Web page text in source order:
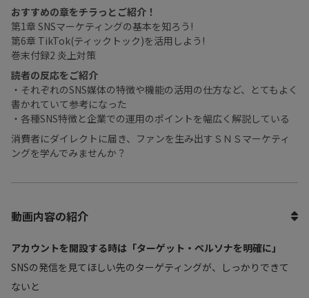
おすすめの章をチラっとご紹介！
第1章 SNSマーケティングの基本を知ろう!
第6章 TikTok(ティックトック)を活用しよう!
巻末付録2 炎上対策
読者の反応をご紹介
・それぞれのSNS媒体の特徴や機能の活用の仕方など、とてもよく
書かれていて参考になった
・各種SNS特徴と企業での運用のポイントを幅広く解説している
消費者にダイレクトに届き、ファンを生み出すＳＮＳマーケティ
ングを学んでみませんか？
動画内容の紹介
アカウントを開設する時は「ターゲット・ペルソナを明確に」
SNSの発信を見てほしい先のターゲティングが、しっかりできて
ないと